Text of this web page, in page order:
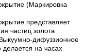
(Маркировка
представляет
частиц золота
дифуззионное
на часах